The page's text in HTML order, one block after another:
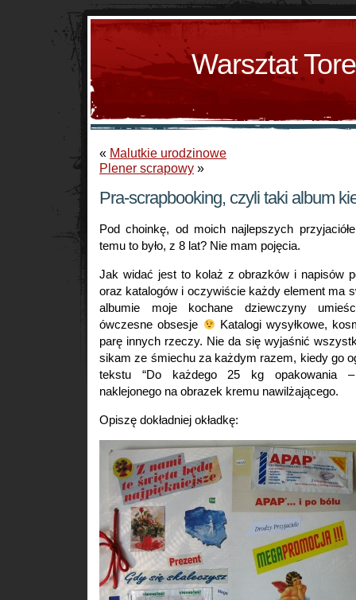
Warsztat
« Malutkie urodzinowe
Plener scrapowy »
Pra-scrapbooking, czyli taki album
Pod choinkę, od moich najlepszych
temu to było, z 8 lat? Nie mam pojęcia.
Jak widać jest to kolaż z obrazków i napisów
oraz katalogów i oczywiście każdy element ma
albumie moje kochane dziewczyny
ówczesne obsesje
Katalogi wysyłkowe,
parę innych rzeczy. Nie da się wyjaśnić
sikam ze śmiechu za każdym razem, kiedy go
tekstu “Do każdego 25 kg opakowania –
naklejonego na obrazek kremu nawilżającego.
Opiszę dokładniej okładkę: